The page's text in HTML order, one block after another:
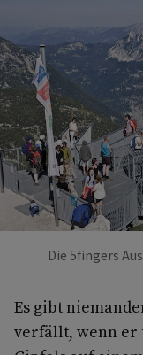
Die 5fingers
Es gibt
verfällt, wenn er